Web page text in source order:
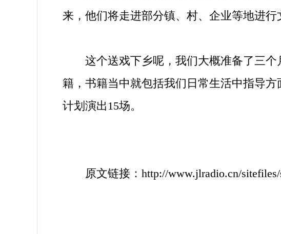
来，他们将走进部分镇、村、企业等地进行
这个送戏下乡呢，我们大概准备了三个
籍，书籍当中就包括我们日常生活中指导
计划演出15场。
原文链接：http://www.jlradio.cn/sitefiles/